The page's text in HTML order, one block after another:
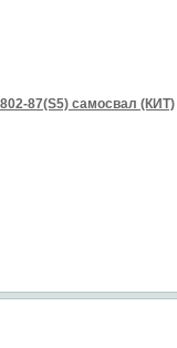
87(S5) самосвал (КИТ)